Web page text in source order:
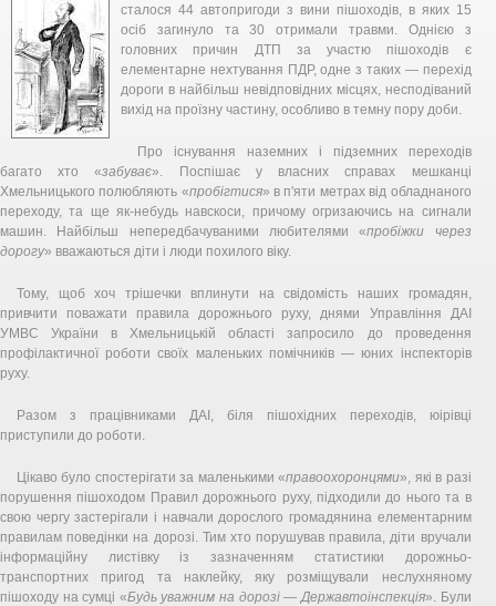
сталося 44 автопригоди з вини пішоходів, в яких 15
осіб загинуло та 30 отримали травми. Однією з
головних причин ДТП за участю пішоходів є
елементарне нехтування ПДР, одне з таких — перехід
дороги в найбільш невідповідних місцях, несподіваний
вихід на проїзну частину, особливо в темну пору доби.
Про існування наземних і підземних переходів
багато хто «забу­ває». Поспішає у власних справах мешканці
Хмельницького полюбляють «пробігтися» в п'яти метрах від обладнаного
переходу, та ще як-небудь навскоси, причому огри­заючись на сигнали
машин. Найбільш непередбачуваними любителями «пробіжки через
дорогу» вважаються діти і люди похилого віку.
Тому, щоб хоч трішечки вплинути на свідомість наших громадян,
привчити поважати правила дорожнього руху, днями Управління ДАІ
УМВС України в Хмельницькій області запросило до проведення
профілактичної роботи своїх маленьких помічників — юних інспекторів
руху.
Разом з працівниками ДАІ, біля пішохідних переходів, юірівці
приступили до роботи.
Цікаво було спостерігати за маленькими «правоохоронцями», які в разі
порушення пішоходом Правил дорожнього руху, підходили до нього та в
свою чергу застерігали і навчали дорослого громадянина елементарним
правилам поведінки на дорозі. Тим хто порушував правила, діти вручали
інформаційну листівку із зазначенням статистики дорожньо-
транспортних пригод та наклейку, яку розміщували неслухняному
пішоходу на сумці «Будь уважним на дорозі — Державтоінспекція». Були